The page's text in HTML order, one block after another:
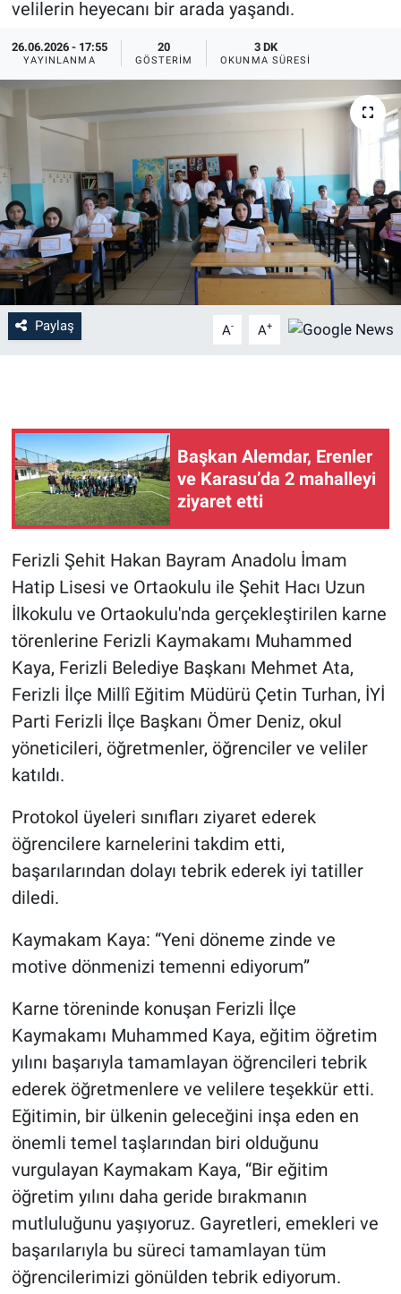
velilerin heyecanı bir arada yaşandı.
26.06.2026 - 17:55
YAYINLANMA
20
GÖSTERIM
3 DK
OKUNMA SÜRESI
Paylaş A- A+
Başkan Alemdar, Erenler
ve Karasu’da 2 mahalleyi
ziyaret etti
Ferizli Şehit Hakan Bayram Anadolu İmam
Hatip Lisesi ve Ortaokulu ile Şehit Hacı Uzun
İlkokulu ve Ortaokulu'nda gerçekleştirilen karne
törenlerine Ferizli Kaymakamı Muhammed
Kaya, Ferizli Belediye Başkanı Mehmet Ata,
Ferizli İlçe Millî Eğitim Müdürü Çetin Turhan, İYİ
Parti Ferizli İlçe Başkanı Ömer Deniz, okul
yöneticileri, öğretmenler, öğrenciler ve veliler
katıldı.
Protokol üyeleri sınıfları ziyaret ederek
öğrencilere karnelerini takdim etti,
başarılarından dolayı tebrik ederek iyi tatiller
diledi.
Kaymakam Kaya: “Yeni döneme zinde ve
motive dönmenizi temenni ediyorum”
Karne töreninde konuşan Ferizli İlçe
Kaymakamı Muhammed Kaya, eğitim öğretim
yılını başarıyla tamamlayan öğrencileri tebrik
ederek öğretmenlere ve velilere teşekkür etti.
Eğitimin, bir ülkenin geleceğini inşa eden en
önemli temel taşlarından biri olduğunu
vurgulayan Kaymakam Kaya, “Bir eğitim
öğretim yılını daha geride bırakmanın
mutluluğunu yaşıyoruz. Gayretleri, emekleri ve
başarılarıyla bu süreci tamamlayan tüm
öğrencilerimizi gönülden tebrik ediyorum.